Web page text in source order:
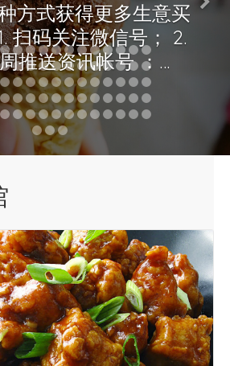
方式获得更多生意买
扫码关注微信号； 2.
推送资讯帐号 ：
cW7DEP 34.
买卖： 07/08/17 –
GN1277F 低北岸 】咖
转让：$64,8万）
尼东区】点心中餐馆
万） 【FN1079 东区
馆（转让： $25万）
尼东区 】咖啡馆 （转
) 【SM1410 内西区购
锁咖啡店 (转让：9.9
[…]